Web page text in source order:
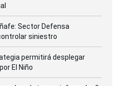
Sector Defensa
siniestro
permitirá desplegar
El Niño